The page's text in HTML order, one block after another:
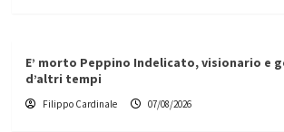
E’ morto Peppino Indelicato, visionario e
d’altri tempi
Filippo Cardinale 07/08/2026